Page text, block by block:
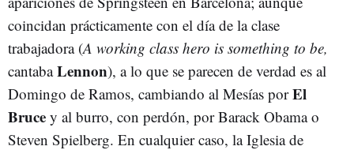
coincidan prácticamente con el día de la clase
trabajadora (A working class hero is something to be,
cantabaLennon), a lo que se parecen de verdad es al
Domingo de Ramos, cambiando al Mesías porEl
Bruce y al burro, con perdón, por Barack Obama o
Steven Spielberg. En cualquier caso, la Iglesia de